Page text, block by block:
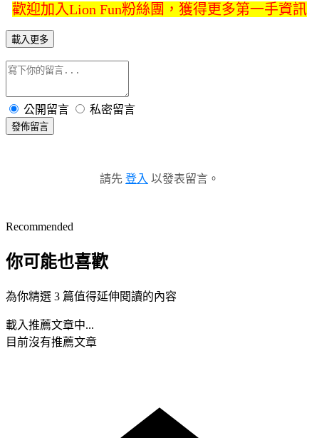
歡迎加入Lion Fun粉絲團，獲得更多第一手資訊
載入更多
公開留言 私密留言
發佈留言
請先 登入 以發表留言。
Recommended
你可能也喜歡
為你精選 3 篇值得延伸閱讀的內容
載入推薦文章中...
目前沒有推薦文章